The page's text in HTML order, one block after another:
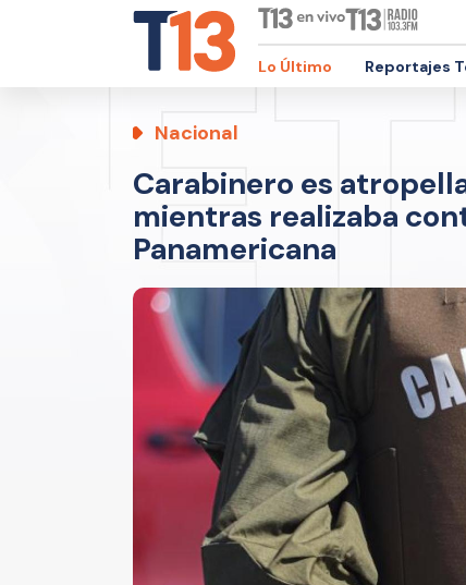
Lo Último Reportajes
Nacional
Carabinero es
mientras realizaba
Panamericana